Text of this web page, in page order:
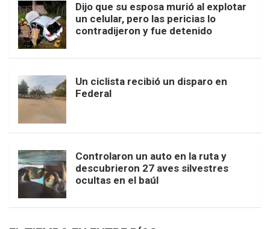
Dijo que su esposa murió al explotar
un celular, pero las pericias lo
contradijeron y fue detenido
Un ciclista recibió un disparo en
Federal
Controlaron un auto en la ruta y
descubrieron 27 aves silvestres
ocultas en el baúl